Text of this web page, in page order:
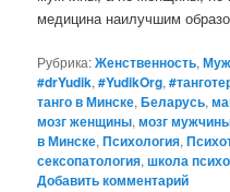
медицина наилучшим
Рубрика:Женственность,
#‎drYudik,#YudikOrg,
танго в Минске,Беларусь,
мозг женщины,мозг
в Минске,Психология,
сексопатология,школа
Добавить комментарий